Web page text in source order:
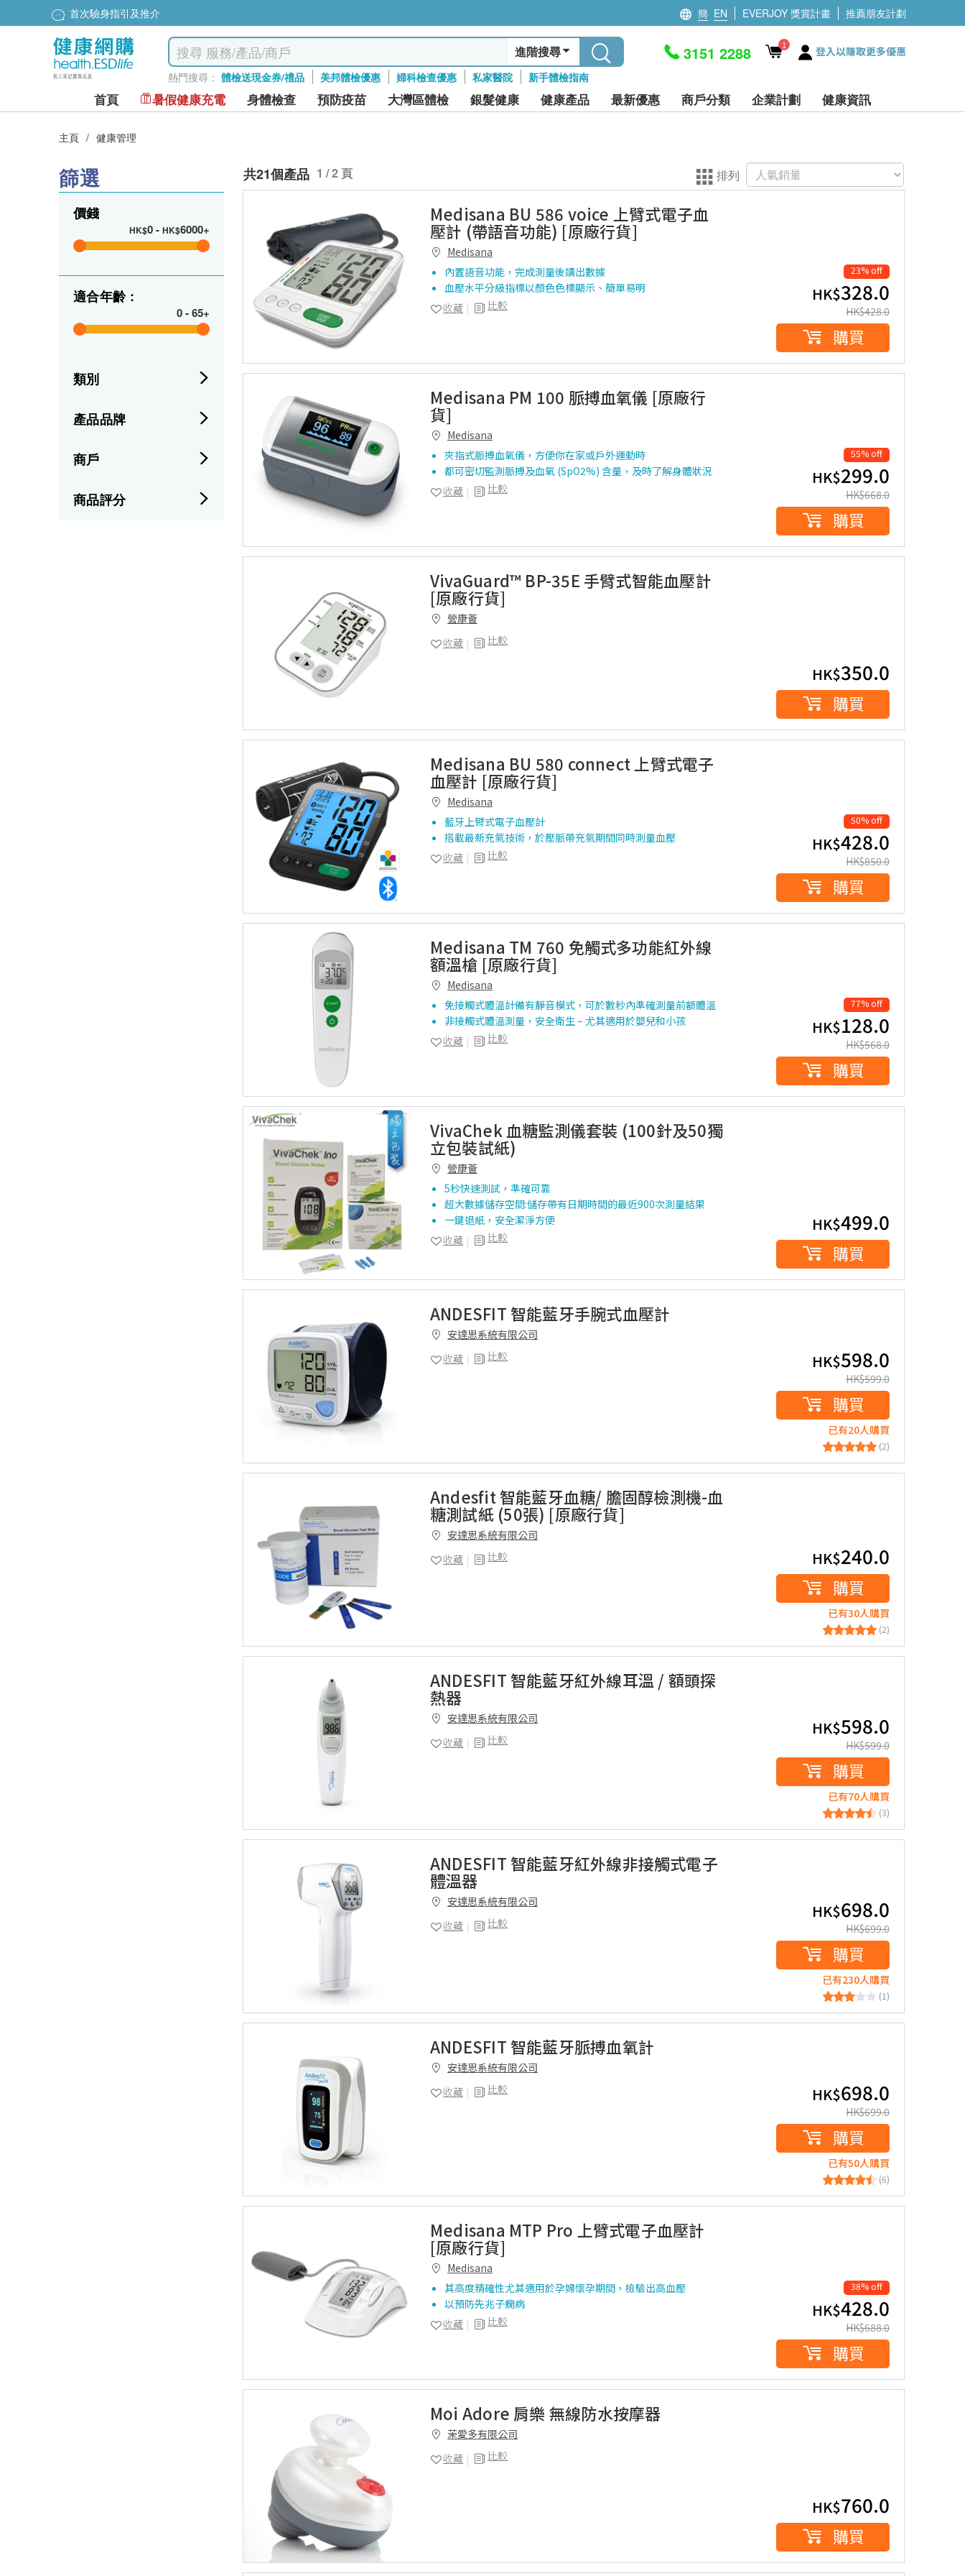
首次驗身指引及推介 簡 EN EVERJOY 獎賞計畫 推薦朋友計劃
進階搜尋
熱門搜尋： 體檢送現金券/禮品 美邦體檢優惠 婦科檢查優惠 私家醫院 新手體檢指南
3151 2288 1 登入以賺取更多優惠
首頁 暑假健康充電 身體檢查 預防疫苗 大灣區體檢 銀髮健康 健康產品 最新優惠 商戶分類 企業計劃 健康資訊
主頁 / 健康管理
篩選
價錢
HK$0- HK$6000+
適合年齡 :
0-65+
類別
產品品牌
商戶
商品評分
共21個產品 1 / 2 頁 排列
Medisana BU 586 voice 上臂式電子血
壓計 (帶語音功能) [原廠行貨]
Medisana
內置語音功能，完成測量後讀出數據
血壓水平分級指標以顏色色標顯示、簡單易明
比較
收藏
23% off
HK$328.0
HK$428.0
購買
Medisana PM 100 脈搏血氧儀 [原廠行
貨]
Medisana
夾指式脈搏血氧儀，方便你在家或戶外運動時
都可密切監測脈搏及血氧 (SpO2%) 含量，及時了解身體狀況
比較
收藏
55% off
HK$299.0
HK$668.0
購買
VivaGuard™️ BP-35E 手臂式智能血壓計
[原廠行貨]
營康薈
比較
收藏
HK$350.0
購買
Medisana BU 580 connect 上臂式電子
血壓計 [原廠行貨]
Medisana
藍牙上臂式電子血壓計
搭載最新充氣技術，於壓脈帶充氣期間同時測量血壓
比較
收藏
50% off
HK$428.0
HK$850.0
購買
Medisana TM 760 免觸式多功能紅外線
額溫槍 [原廠行貨]
Medisana
免接觸式體溫計備有靜音模式，可於數秒內準確測量前額體溫
非接觸式體溫測量，安全衛生 – 尤其適用於嬰兒和小孩
比較
收藏
77% off
HK$128.0
HK$568.0
購買
VivaChek 血糖監測儀套裝 (100針及50獨
立包裝試紙)
營康薈
5秒快速測試，準確可靠
超大數據儲存空間:儲存帶有日期時間的最近900次測量結果
一鍵退紙，安全潔淨方便
比較
收藏
HK$499.0
購買
ANDESFIT 智能藍牙手腕式血壓計
安達思系統有限公司
比較
收藏 HK$598.0
HK$599.0
購買
已有20人購買
(2)
Andesfit 智能藍牙血糖/ 膽固醇檢測機-血
糖測試紙 (50張) [原廠行貨]
安達思系統有限公司
比較
收藏 HK$240.0
購買
已有30人購買
(2)
ANDESFIT 智能藍牙紅外線耳溫 / 額頭探
熱器
安達思系統有限公司
比較
收藏
HK$598.0
HK$599.0
購買
已有70人購買
(3)
ANDESFIT 智能藍牙紅外線非接觸式電子
體溫器
安達思系統有限公司
比較
收藏
HK$698.0
HK$699.0
購買
已有230人購買
(1)
ANDESFIT 智能藍牙脈搏血氧計
安達思系統有限公司
比較
收藏 HK$698.0
HK$699.0
購買
已有50人購買
(6)
Medisana MTP Pro 上臂式電子血壓計
[原廠行貨]
Medisana
其高度精確性尤其適用於孕婦懷孕期間，檢驗出高血壓
以預防先兆子癇病
比較
收藏
38% off
HK$428.0
HK$688.0
購買
Moi Adore 肩樂 無線防水按摩器
茉愛多有限公司
比較
收藏
HK$760.0
購買